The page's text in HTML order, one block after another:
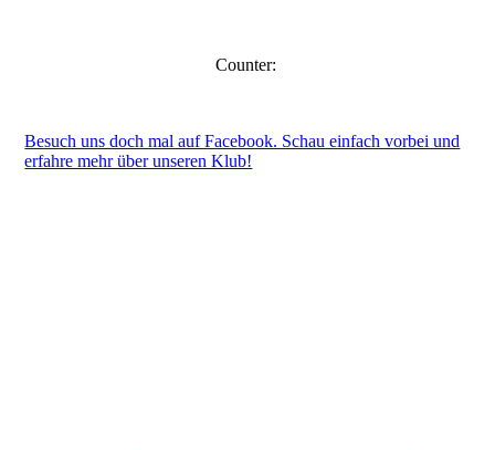
Counter:
Besuch uns doch mal auf Facebook. Schau einfach vorbei und
erfahre mehr über unseren Klub!